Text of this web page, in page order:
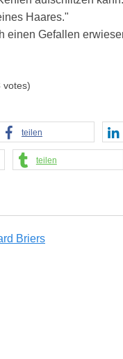
Haares."
einen Gefallen
votes)
teilen
teilen